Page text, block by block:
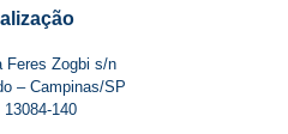
Feres Zogbi s/n
– Campinas/SP
140